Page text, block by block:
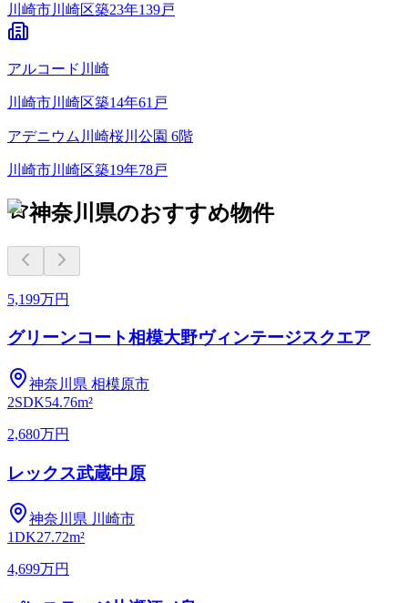
川崎市川崎区築23年139戸
アルコード川崎
川崎市川崎区築14年61 戸
アデニウム川崎桜川公園 6階
川崎市川崎区築19年78戸
神奈川県のおすすめ物件
5,199万円
グリーンコート相模大野ヴィンテージスクエア
神奈川県 相模原市
2SDK54.76m²
2,680万円
レックス武蔵中原
神奈川県 川崎市
1DK27.72m²
4,699万円